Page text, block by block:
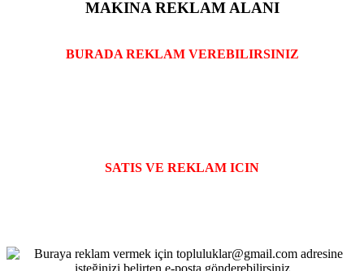
MAKINA REKLAM ALANI
BURADA REKLAM VEREBILIRSINIZ
SATIS VE REKLAM ICIN